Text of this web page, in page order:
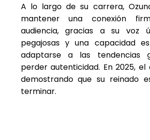
A lo largo de su carrera,
mantener una conexión
audiencia, gracias a su voz
pegajosas y una capacidad
adaptarse a las tendencias
perder autenticidad. En 2025, el
demostrando que su reinado
terminar.